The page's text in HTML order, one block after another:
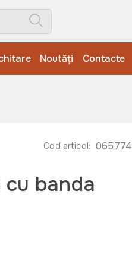
Noutăți Contacte
Cod articol: 065774
banda